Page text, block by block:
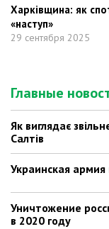
Харківщина: як
«наступ»
29 сентября 2025
Главные
Як виглядає
Салтів
Украинская
Уничтожение
в 2020 году